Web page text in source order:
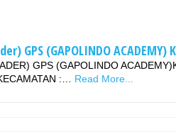
GPS (GAPOLINDO ACADEMY)
GPS (GAPOLINDO
:…
Read More...